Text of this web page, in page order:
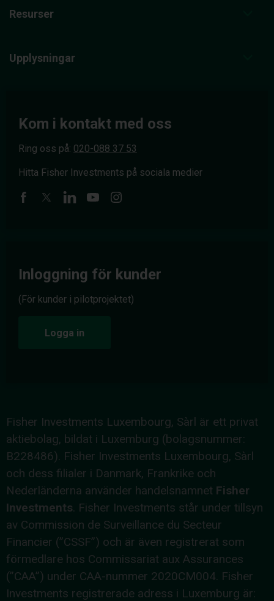
Resurser
Upplysningar
Kom i kontakt med oss
Ring oss på: 020-088 37 53
Hitta Fisher Investments på sociala medier
Inloggning för kunder
(För kunder i pilotprojektet)
Logga in
Fisher Investments Luxembourg, Sàrl är ett privat
aktiebolag, bildat i Luxemburg (bolagsnummer:
B228486). Fisher Investments Luxembourg, Sàrl
och dess filialer i Danmark, Frankrike och
Nederländerna använder handelsnamnet Fisher
Investments. Fisher Investments står under tillsyn
av Commission de Surveillance du Secteur
Financier (”CSSF”) och är även registrerat som
förmedlare hos Commissariat aux Assurances
(”CAA”) under CAA-nummer 2020CM004. Fisher
Investments registrerade adress i Luxemburg är: